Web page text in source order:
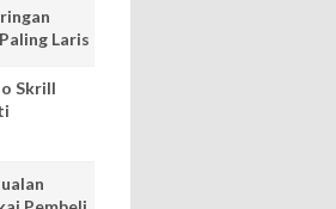
Laris
Skrill